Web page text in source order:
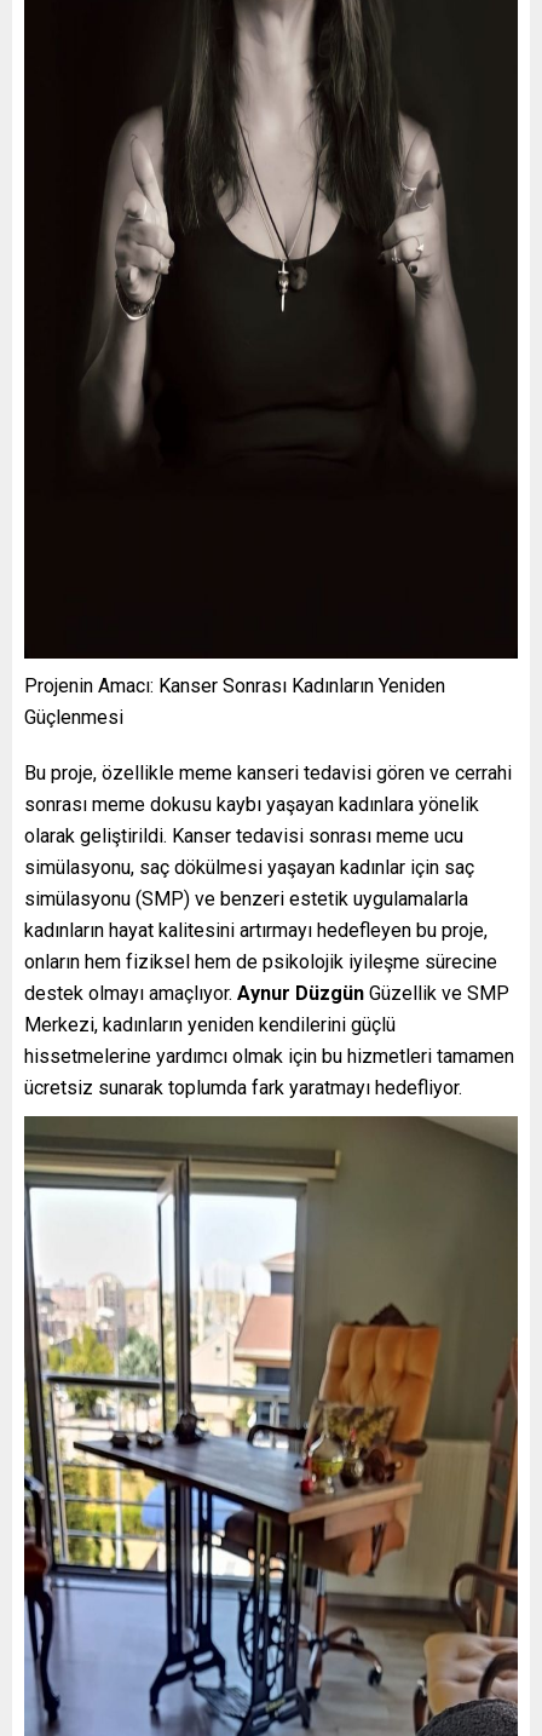
Projenin Amacı: Kanser Sonrası Kadınların Yeniden
Güçlenmesi
Bu proje, özellikle meme kanseri tedavisi gören ve cerrahi
sonrası meme dokusu kaybı yaşayan kadınlara yönelik
olarak geliştirildi. Kanser tedavisi sonrası meme ucu
simülasyonu, saç dökülmesi yaşayan kadınlar için saç
simülasyonu (SMP) ve benzeri estetik uygulamalarla
kadınların hayat kalitesini artırmayı hedefleyen bu proje,
onların hem fiziksel hem de psikolojik iyileşme sürecine
destek olmayı amaçlıyor. Aynur Düzgün Güzellik ve SMP
Merkezi, kadınların yeniden kendilerini güçlü
hissetmelerine yardımcı olmak için bu hizmetleri tamamen
ücretsiz sunarak toplumda fark yaratmayı hedefliyor.